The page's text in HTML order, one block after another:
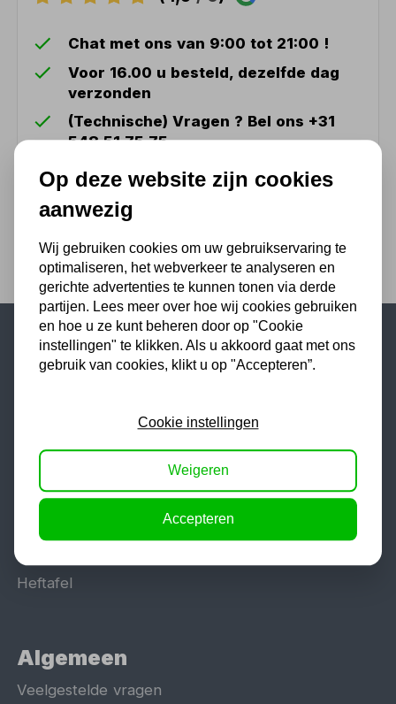
Chat met ons van 9:00 tot 21:00 !
Voor 16.00 u besteld, dezelfde dag
verzonden
(Technische) Vragen ? Bel ons +31
548 51 75 75
1.500 m2 winkel in Rijssen !
Twents familiebedrijf sinds 1992 !
Populaire categorieën
Tig lasapparaat
Hefbrug
Motorlift
Schaarlift
Heftafel
Algemeen
Veelgestelde vragen
Op deze website zijn cookies
aanwezig
Wij gebruiken cookies om uw gebruikservaring te
optimaliseren, het webverkeer te analyseren en
gerichte advertenties te kunnen tonen via derde
partijen. Lees meer over hoe wij cookies gebruiken
en hoe u ze kunt beheren door op "Cookie
instellingen" te klikken. Als u akkoord gaat met ons
gebruik van cookies, klikt u op "Accepteren”.
Cookie instellingen
Weigeren
Accepteren